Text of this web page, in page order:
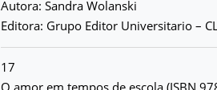
Autora: Sandra Wolanski
Editora: Grupo Editor Universitario –
17
O amor em tempos de escola (ISBN